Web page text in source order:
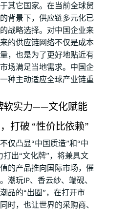
其它国家。在当前全球贸
背景下，供应链多元化已
战略选择。对中国企业来
的供应链网络不仅是成本
，也是为了更好地贴近有
场满足当地需求。中国企
种主动适应全球产业链重
软实力——文化赋能
打破 “性价比依赖”
仅凸显“中国质造”和“中
打出“文化牌”，将兼具文
的产品推向国际市场，催
潮玩IP、香云纱、端砚、
品的“出圈”，在打开市
时，也让世界的采购商、